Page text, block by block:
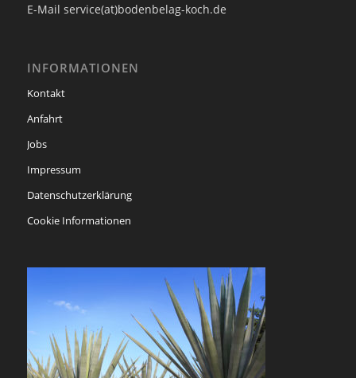
E-Mail service(at)bodenbelag-koch.de
INFORMATIONEN
Kontakt
Anfahrt
Jobs
Impressum
Datenschutzerklärung
Cookie Informationen